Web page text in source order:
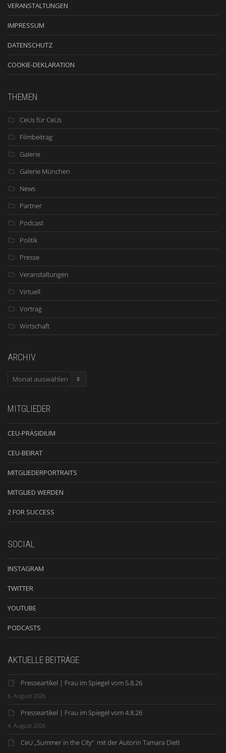
VERANSTALTUNGEN
IMPRESSUM
DATENSCHUTZ
COOKIE-DEKLARATION
THEMEN
CeUs für CeUs
Filmbeitrag
Galerie
Galerie München
News
Partner
Podcast
Politik
Presse
Veranstaltungen
Virtuell
Vortrag
Wirtschaft
ARCHIV
ARCHIV
MITGLIEDER
CEU-PRÄSIDIUM
CEU-BEIRAT
MITGLIEDERPORTRAITS
MITGLIED WERDEN
2 FOR SUCCESS
SOCIAL
INSTAGRAM
TWITTER
YOUTUBE
PODCASTS
AKTUELLE BEITRÄGE
Presseartikel | Frau im Spiegel vom 5.8.26
6. August 2026
Presseartikel | Frau im Spiegel vom 4.8.26
4. August 2026
CeU „Summer in the City“ mit der Autorin Tamara Dietl